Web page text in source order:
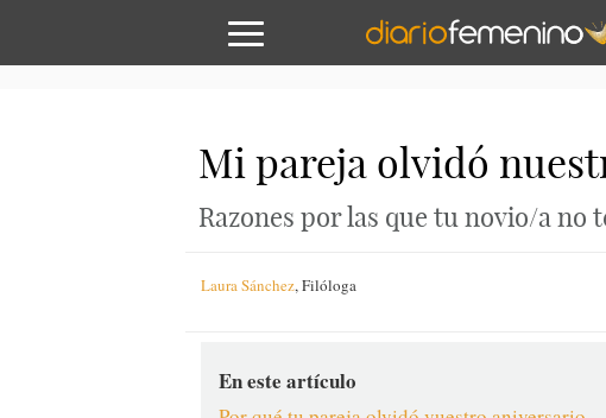
Mi pareja olvidó
Razones por las que tu novio/a no
Laura Sánchez,Filóloga
En este artículo